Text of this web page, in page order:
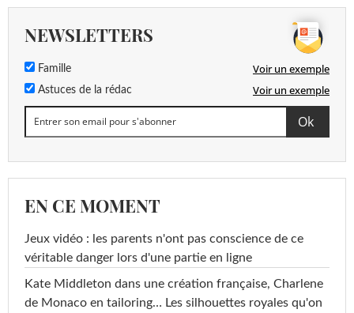
NEWSLETTERS
Famille Voir un exemple
Astuces de la rédac Voir un exemple
EN CE MOMENT
Jeux vidéo : les parents n'ont pas conscience de ce
véritable danger lors d'une partie en ligne
Kate Middleton dans une création française, Charlene
de Monaco en tailoring… Les silhouettes royales qu'on